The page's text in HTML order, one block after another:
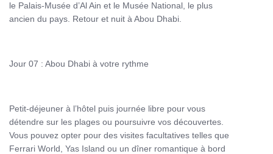
le Palais-Musée d’Al Ain et le Musée National, le plus
ancien du pays. Retour et nuit à Abou Dhabi.
Jour 07 : Abou Dhabi à votre rythme
Petit-déjeuner à l’hôtel puis journée libre pour vous
détendre sur les plages ou poursuivre vos découvertes.
Vous pouvez opter pour des visites facultatives telles que
Ferrari World, Yas Island ou un dîner romantique à bord